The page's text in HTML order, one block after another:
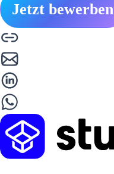
Jetzt bewerben